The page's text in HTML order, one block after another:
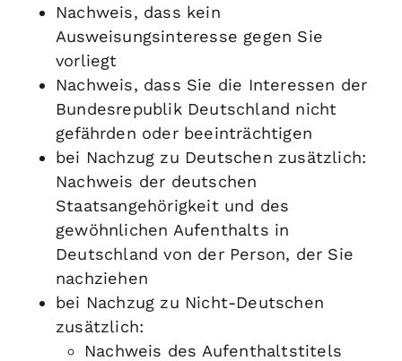
Nachweis, dass kein
Ausweisungsinteresse gegen Sie
vorliegt
Nachweis, dass Sie die Interessen der
Bundesrepublik Deutschland nicht
gefährden oder beeinträchtigen
bei Nachzug zu Deutschen zusätzlich:
Nachweis der deutschen
Staatsangehörigkeit und des
gewöhnlichen Aufenthalts in
Deutschland von der Person, der Sie
nachziehen
bei Nachzug zu Nicht-Deutschen
zusätzlich:
Nachweis des Aufenthaltstitels